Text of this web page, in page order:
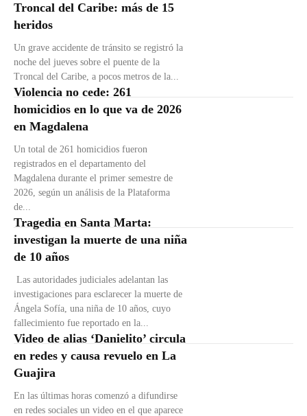
Troncal del Caribe: más de 15
heridos
Un grave accidente de tránsito se registró la
noche del jueves sobre el puente de la
Troncal del Caribe, a pocos metros de la...
Violencia no cede: 261
homicidios en lo que va de 2026
en Magdalena
Un total de 261 homicidios fueron
registrados en el departamento del
Magdalena durante el primer semestre de
2026, según un análisis de la Plataforma
de...
Tragedia en Santa Marta:
investigan la muerte de una niña
de 10 años
Las autoridades judiciales adelantan las
investigaciones para esclarecer la muerte de
Ángela Sofía, una niña de 10 años, cuyo
fallecimiento fue reportado en la...
Video de alias ‘Danielito’ circula
en redes y causa revuelo en La
Guajira
En las últimas horas comenzó a difundirse
en redes sociales un video en el que aparece